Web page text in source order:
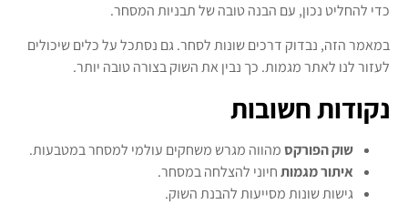
כדי להחליט נכון, עם הבנה טובה של תבניות המסחר.
במאמר הזה, נבדוק דרכים שונות לסחר. גם נסתכל על כלים שיכולים
לעזור לנו לאתר מגמות. כך נבין את השוק בצורה טובה יותר.
נקודות חשובות
שוק הפורקסמהווה מגרש משחקים עולמי למסחר במטבעות.
איתור מגמותחיוני להצלחה במסחר.
גישות שונות מסייעות להבנת השוק.